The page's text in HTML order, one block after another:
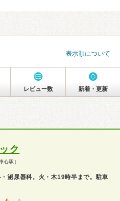
表示順について
レビュー数 新着・更新
ク
心駅）
泌尿器科。火・木19時半まで。駐車